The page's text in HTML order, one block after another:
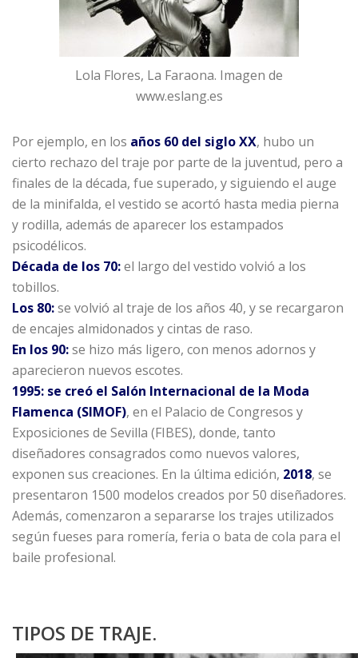
Lola Flores, La Faraona. Imagen de
www.eslang.es
Por ejemplo, en los años 60 del siglo XX, hubo un
cierto rechazo del traje por parte de la juventud, pero a
finales de la década, fue superado, y siguiendo el auge
de la minifalda, el vestido se acortó hasta media pierna
y rodilla, además de aparecer los estampados
psicodélicos.
Década de los 70:el largo del vestido volvió a los
tobillos.
Los 80:se volvió al traje de los años 40, y se recargaron
de encajes almidonados y cintas de raso.
En los 90:se hizo más ligero, con menos adornos y
aparecieron nuevos escotes.
1995: se creó el Salón Internacional de la Moda
Flamenca (SIMOF), en el Palacio de Congresos y
Exposiciones de Sevilla (FIBES), donde, tanto
diseñadores consagrados como nuevos valores,
exponen sus creaciones. En la última edición, 2018, se
presentaron 1500 modelos creados por 50 diseñadores.
Además, comenzaron a separarse los trajes utilizados
según fueses para romería, feria o bata de cola para el
baile profesional.
TIPOS DE TRAJE.